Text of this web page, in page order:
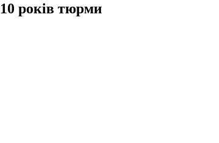
років тюрми